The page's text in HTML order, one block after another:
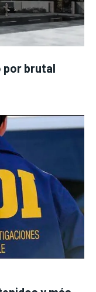
por brutal